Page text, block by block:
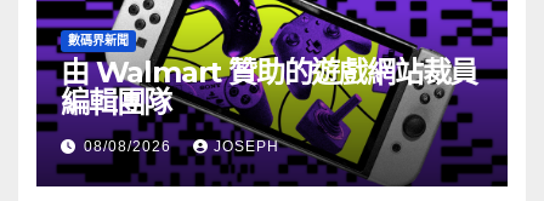
數碼界新聞
由 Walmart 贊助的遊戲網站裁員
編輯團隊
08/08/2026 JOSEPH